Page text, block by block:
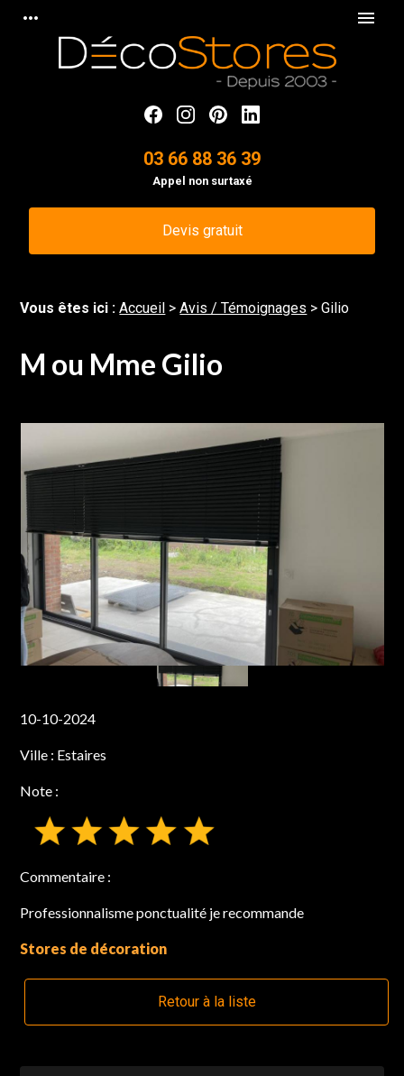
more_horiz menu
03 66 88 36 39
Appel non surtaxé
Devis gratuit
Vous êtes ici :Accueil >Avis / Témoignages >Gilio
M ou Mme Gilio
10-10-2024
Ville : Estaires
Note :
Commentaire :
Professionnalisme ponctualité je recommande
Stores de décoration
Retour à la liste